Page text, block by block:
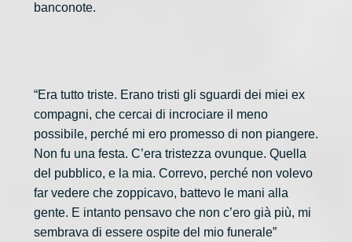
banconote.
“Era tutto triste. Erano tristi gli sguardi dei miei ex
compagni, che cercai di incrociare il meno
possibile, perché mi ero promesso di non piangere.
Non fu una festa. C’era tristezza ovunque. Quella
del pubblico, e la mia. Correvo, perché non volevo
far vedere che zoppicavo, battevo le mani alla
gente. E intanto pensavo che non c’ero già più, mi
sembrava di essere ospite del mio funerale”